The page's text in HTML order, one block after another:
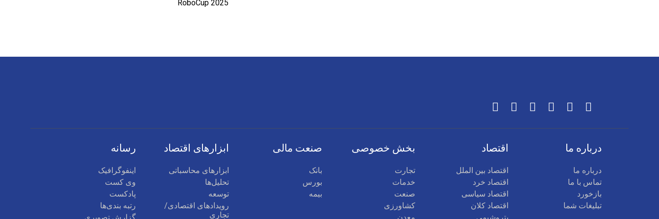
درباره ما
درباره ما
تماس با ما
بازخورد
تبلیغات شما
اقتصاد
اقتصاد بین الملل
اقتصاد خرد
اقتصاد سیاسی
اقتصاد کلان
بخش خصوصی
تجارت
خدمات
صنعت
کشاورزی
صنعت مالی
بانک
بورس
بیمه
ابزارهای اقتصاد
ابزارهای محاسباتی
تحلیل‌ها
توسعه
رویدادهای اقتصادی/
تجاری
رسانه
اینفوگرافیک
وی کست
پادکست
رتبه بندی‌ها